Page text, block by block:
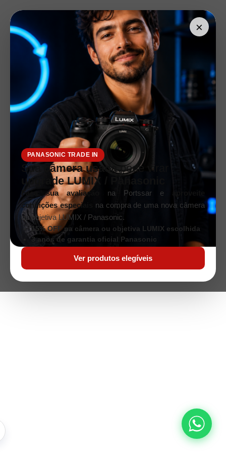
×
PANASONIC TRADE IN
Sua câmera usadapode virar
upgrade LUMIX / Panasonic
Faça sua avaliação na Portssar e
condições especiais
na compra de uma nova câmera
ou objetiva LUMIX / Panasonic.
15% OFF na câmera ou objetiva LUMIX escolhida
3 anos de garantia oficial Panasonic
Ver produtos elegíveis